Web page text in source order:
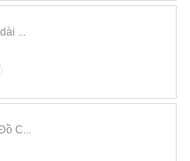
...
C...